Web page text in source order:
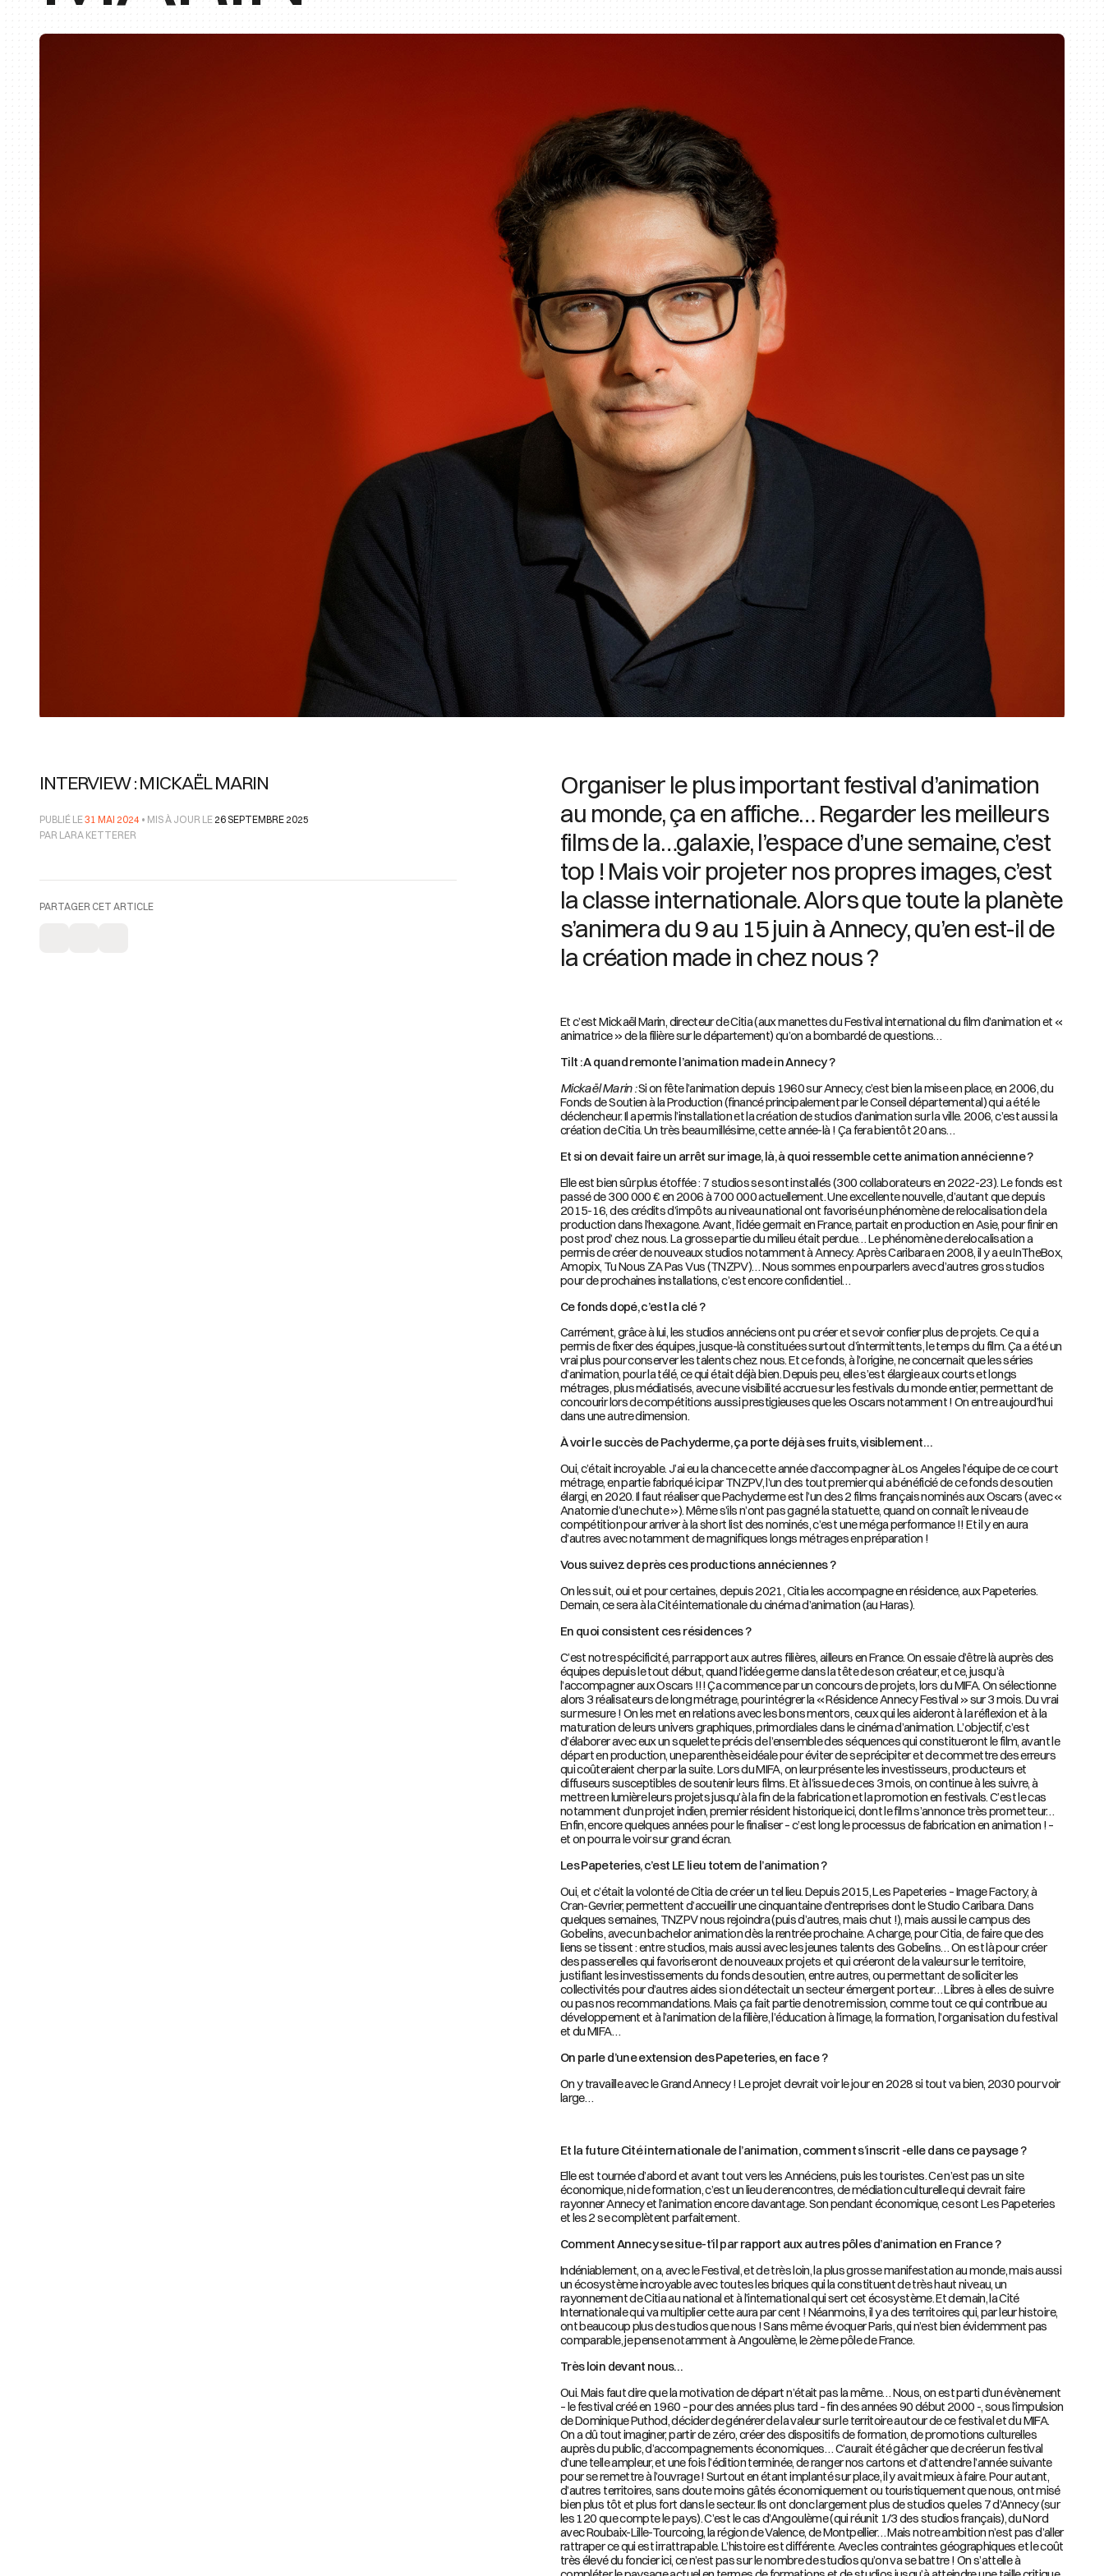
INTERVIEW : MICKAËL MARIN
PUBLIÉ LE31 MAI 2024 • MIS À JOUR LE 26 SEPTEMBRE 2025
PAR LARA KETTERER
PARTAGER CET ARTICLE
Organiser le plus important festival d’animation
au monde, ça en affiche… Regarder les meilleurs
films de la…galaxie, l’espace d’une semaine, c’est
top ! Mais voir projeter nos propres images, c’est
la classe internationale. Alors que toute la planète
s’animera du 9 au 15 juin à Annecy, qu’en est-il de
la création made in chez nous ?
Et c’est Mickaël Marin, directeur de Citia (aux manettes du Festival international du film d’animation et «
animatrice » de la filière sur le département) qu’on a bombardé de questions…
Tilt : A quand remonte l’animation made in Annecy ?
Mickaël Marin :Si on fête l’animation depuis 1960 sur Annecy, c’est bien la mise en place, en 2006, du
Fonds de Soutien à la Production (financé principalement par le Conseil départemental) qui a été le
déclencheur. Il a permis l’installation et la création de studios d’animation sur la ville. 2006, c’est aussi la
création de Citia. Un très beau millésime, cette année-là ! Ça fera bientôt 20 ans…
Et si on devait faire un arrêt sur image, là, à quoi ressemble cette animation annécienne ?
Elle est bien sûr plus étoffée : 7 studios se sont installés (300 collaborateurs en 2022-23). Le fonds est
passé de 300 000 € en 2006 à 700 000 actuellement. Une excellente nouvelle, d’autant que depuis
2015-16, des crédits d’impôts au niveau national ont favorisé un phénomène de relocalisation de la
production dans l’hexagone. Avant, l’idée germait en France, partait en production en Asie, pour finir en
post prod’ chez nous. La grosse partie du milieu était perdue… Le phénomène de relocalisation a
permis de créer de nouveaux studios notamment à Annecy. Après Caribara en 2008, il y a eu InTheBox,
Amopix, Tu Nous ZA Pas Vus (TNZPV)… Nous sommes en pourparlers avec d’autres gros studios
pour de prochaines installations, c’est encore confidentiel…
Ce fonds dopé, c’est la clé ?
Carrément, grâce à lui, les studios annéciens ont pu créer et se voir confier plus de projets. Ce qui a
permis de fixer des équipes, jusque-là constituées surtout d’intermittents, le temps du film. Ça a été un
vrai plus pour conserver les talents chez nous. Et ce fonds, à l’origine, ne concernait que les séries
d’animation, pour la télé, ce qui était déjà bien. Depuis peu, elle s’est élargie aux courts et longs
métrages, plus médiatisés, avec une visibilité accrue sur les festivals du monde entier, permettant de
concourir lors de compétitions aussi prestigieuses que les Oscars notamment ! On entre aujourd’hui
dans une autre dimension.
À voir le succès de Pachyderme, ça porte déjà ses fruits, visiblement…
Oui, c’était incroyable. J’ai eu la chance cette année d’accompagner à Los Angeles l’équipe de ce court
métrage, en partie fabriqué ici par TNZPV, l’un des tout premier qui a bénéficié de ce fonds de soutien
élargi, en 2020. Il faut réaliser que Pachyderme est l’un des 2 films français nominés aux Oscars (avec «
Anatomie d’une chute »). Même s’ils n’ont pas gagné la statuette, quand on connaît le niveau de
compétition pour arriver à la short list des nominés, c’est une méga performance !! Et il y en aura
d’autres avec notamment de magnifiques longs métrages en préparation !
Vous suivez de près ces productions annéciennes ?
On les suit, oui et pour certaines, depuis 2021, Citia les accompagne en résidence, aux Papeteries.
Demain, ce sera à la Cité internationale du cinéma d’animation (au Haras).
En quoi consistent ces résidences ?
C’est notre spécificité, par rapport aux autres filières, ailleurs en France. On essaie d’être là auprès des
équipes depuis le tout début, quand l’idée germe dans la tête de son créateur, et ce, jusqu’à
l’accompagner aux Oscars !!! Ça commence par un concours de projets, lors du MIFA. On sélectionne
alors 3 réalisateurs de long métrage, pour intégrer la « Résidence Annecy Festival » sur 3 mois. Du vrai
sur mesure ! On les met en relations avec les bons mentors, ceux qui les aideront à la réflexion et à la
maturation de leurs univers graphiques, primordiales dans le cinéma d’animation. L’objectif, c’est
d’élaborer avec eux un squelette précis de l’ensemble des séquences qui constitueront le film, avant le
départ en production, une parenthèse idéale pour éviter de se précipiter et de commettre des erreurs
qui coûteraient cher par la suite. Lors du MIFA, on leur présente les investisseurs, producteurs et
diffuseurs susceptibles de soutenir leurs films. Et à l’issue de ces 3 mois, on continue à les suivre, à
mettre en lumière leurs projets jusqu’à la fin de la fabrication et la promotion en festivals. C’est le cas
notamment d’un projet indien, premier résident historique ici, dont le film s’annonce très prometteur…
Enfin, encore quelques années pour le finaliser – c’est long le processus de fabrication en animation ! –
et on pourra le voir sur grand écran.
Les Papeteries, c’est LE lieu totem de l’animation ?
Oui, et c’était la volonté de Citia de créer un tel lieu. Depuis 2015, Les Papeteries – Image Factory, à
Cran-Gevrier, permettent d’accueillir une cinquantaine d’entreprises dont le Studio Caribara. Dans
quelques semaines, TNZPV nous rejoindra (puis d’autres, mais chut !), mais aussi le campus des
Gobelins, avec un bachelor animation dès la rentrée prochaine. A charge, pour Citia, de faire que des
liens se tissent : entre studios, mais aussi avec les jeunes talents des Gobelins… On est là pour créer
des passerelles qui favoriseront de nouveaux projets et qui créeront de la valeur sur le territoire,
justifiant les investissements du fonds de soutien, entre autres, ou permettant de solliciter les
collectivités pour d’autres aides si on détectait un secteur émergent porteur… Libres à elles de suivre
ou pas nos recommandations. Mais ça fait partie de notre mission, comme tout ce qui contribue au
développement et à l’animation de la filière, l’éducation à l’image, la formation, l’organisation du festival
et du MIFA…
On parle d’une extension des Papeteries, en face ?
On y travaille avec le Grand Annecy ! Le projet devrait voir le jour en 2028 si tout va bien, 2030 pour voir
large…
Et la future Cité internationale de l’animation, comment s’inscrit -elle dans ce paysage ?
Elle est tournée d’abord et avant tout vers les Annéciens, puis les touristes. Ce n’est pas un site
économique, ni de formation, c’est un lieu de rencontres, de médiation culturelle qui devrait faire
rayonner Annecy et l’animation encore davantage. Son pendant économique, ce sont Les Papeteries
et les 2 se complètent parfaitement.
Comment Annecy se situe-t’il par rapport aux autres pôles d’animation en France ?
Indéniablement, on a, avec le Festival, et de très loin, la plus grosse manifestation au monde, mais aussi
un écosystème incroyable avec toutes les briques qui la constituent de très haut niveau, un
rayonnement de Citia au national et à l’international qui sert cet écosystème. Et demain, la Cité
Internationale qui va multiplier cette aura par cent ! Néanmoins, il y a des territoires qui, par leur histoire,
ont beaucoup plus de studios que nous ! Sans même évoquer Paris, qui n’est bien évidemment pas
comparable, je pense notamment à Angoulème, le 2ème pôle de France.
Très loin devant nous…
Oui. Mais faut dire que la motivation de départ n’était pas la même… Nous, on est parti d’un évènement
– le festival créé en 1960 – pour des années plus tard – fin des années 90 début 2000 -, sous l’impulsion
de Dominique Puthod, décider de générer de la valeur sur le territoire autour de ce festival et du MIFA.
On a dû tout imaginer, partir de zéro, créer des dispositifs de formation, de promotions culturelles
auprès du public, d’accompagnements économiques… C’aurait été gâcher que de créer un festival
d’une telle ampleur, et une fois l’édition terminée, de ranger nos cartons et d’attendre l’année suivante
pour se remettre à l’ouvrage ! Surtout en étant implanté sur place, il y avait mieux à faire. Pour autant,
d’autres territoires, sans doute moins gâtés économiquement ou touristiquement que nous, ont misé
bien plus tôt et plus fort dans le secteur. Ils ont donc largement plus de studios que les 7 d’Annecy (sur
les 120 que compte le pays). C’est le cas d’Angoulème (qui réunit 1/3 des studios français), du Nord
avec Roubaix-Lille-Tourcoing, la région de Valence, de Montpellier… Mais notre ambition n’est pas d’aller
rattraper ce qui est irrattrapable. L’histoire est différente. Avec les contraintes géographiques et le coût
très élevé du foncier ici, ce n’est pas sur le nombre de studios qu’on va se battre ! On s’attelle à